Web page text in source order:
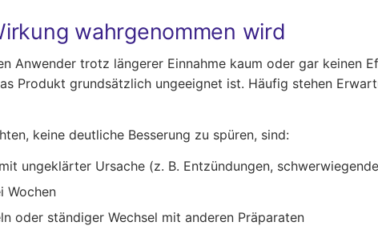
wahrgenommen wird
Anwender trotz längerer Einnahme kaum oder gar keinen
Produkt grundsätzlich ungeeignet ist. Häufig stehen
keine deutliche Besserung zu spüren, sind:
ungeklärter Ursache (z. B. Entzündungen,
Wochen
oder ständiger Wechsel mit anderen Präparaten